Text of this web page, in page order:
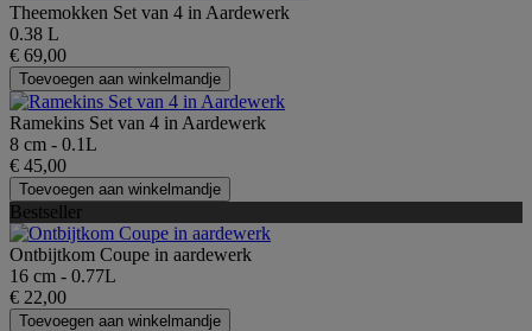
Theemokken Set van 4 in Aardewerk
0.38 L
€ 69,00
Toevoegen aan winkelmandje
Ramekins Set van 4 in Aardewerk
8 cm - 0.1L
€ 45,00
Toevoegen aan winkelmandje
Bestseller
Ontbijtkom Coupe in aardewerk
16 cm - 0.77L
€ 22,00
Toevoegen aan winkelmandje